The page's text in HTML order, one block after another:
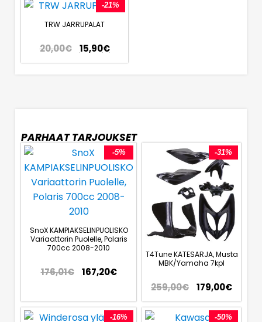
-21%
TRW JARRUPALAT
20,00€ 15,90€
PARHAAT TARJOUKSET
-5%
SnoX KAMPIAKSELINPUOLISKO
Variaattorin Puolelle, Polaris
700cc 2008-2010
176,01€ 167,20€
-31%
T4Tune KATESARJA, Musta
MBK/Yamaha 7kpl
259,00€ 179,00€
-16% -50%